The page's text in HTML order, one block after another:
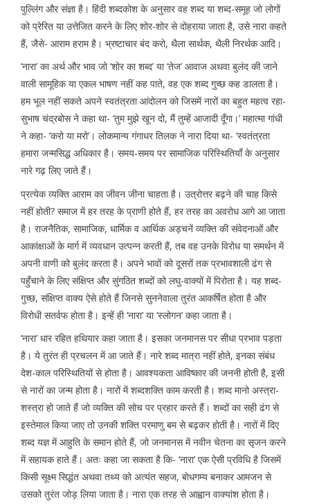
पुल्लिंग और संज्ञा है। हिंदी शब्दकोश के अनुसार वह शब्द या शब्द-समूह जो लोगों
को प्रेरित या उत्तेजित करने के लिए शोर-शोर से दोहराया जाता है, उसे नारा कहते
हैं, जैसे- आराम हराम है। भ्रष्टाचार बंद करो, थैला सार्थक, थैली निरर्थक आदि।
‘नारा’ का अर्थ और भाव जो ‘शोर का शब्द’ या ‘तेज’ आवाज अथवा बुलंद की जाने
वाली सामूहिक या एकल भाषण नहीं कह पाते, वह एक शब्द गुच्छ कह डालता है।
हम भूल नहीं सकते अपने स्वतंत्रता आंदोलन को जिसमें नारों का बहुत महत्व रहा-
सुभाष चंद्रबोस ने कहा था- ‘तुम मुझे खून दो, मैं तुम्हें आजादी दूँगा।’ महात्मा गांधी
ने कहा- ‘करो या मरो’। लोकमान्य गंगाधर तिलक ने नारा दिया था- ‘स्वतंत्रता
हमारा जन्मसिद्ध अधिकार है। समय-समय पर सामाजिक परिस्थितियाँ के अनुसार
नारे गढ़ लिए जाते हैं।
प्रत्येक व्यक्ति आराम का जीवन जीना चाहता है। उत्रोत्तर बढ़ने की चाह किसे
नहीं होती? समाज में हर तरह के प्राणी होते हैं, हर तरह का अवरोध आगे आ जाता
है। राजनैतिक, सामाजिक, धार्मिक व आर्थिक अड़चनें व्यक्ति की संवेदनाओं और
आकांक्षाओं के मार्ग में व्यवधान उत्पन्न करती हैं, तब वह उनके विरोध या समर्थन में
अपनी वाणी को बुलंद करता है। अपने भावों को दूसरों तक प्रभावशाली ढंग से
पहुँचाने के लिए संक्षिप्त और सुंगठित शब्दों को लघु-वाक्यों में पिरोता है। यह शब्द-
गुच्छ, संक्षिप्त वाक्य ऐसे होते हैं जिनसे सुननेवाला तुरंत आकर्षित होता है और
विरोधी सतर्वफ होता है। इन्हें ही ‘नारा’ या ‘स्लोगन’ कहा जाता है।
‘नारा’ धार रहित हथियार कहा जाता है। इसका जनमानस पर सीधा प्रभाव पड़ता
है। ये तुरंत ही प्रचलन में आ जाते हैं। नारे शब्द मात्रा नहीं होते, इनका संबंध
देश-काल परिस्थितियों से होता है। आवश्यकता आविष्कार की जननी होती है, इसी
से नारों का जन्म होता है। नारों में शब्दशक्ति काम करती है। शब्द मानो अस्त्रा-
शस्त्रा हो जाते हैं जो व्यक्ति की सोच पर प्रहार करते हैं। शब्दों का सही ढंग से
इस्तेमाल किया जाए तो उनकी शक्ति परमाणु बम से बढ़कर होती है। नारों में दिए
शब्द यज्ञ में आहुति के समान होते हैं, जो जनमानस में नवीन चेतना का सृजन करने
में सहायक हाते हैं। अतः कहा जा सकता है कि- ‘नारा’ एक ऐसी प्रविधि है जिसमें
किसी सूक्ष्म सिद्धंत अथवा तथ्य को अत्यंत सहज, बोधगम्य बनाकर आमजन से
उसको तुरंत जोड़ लिया जाता है। नारा एक तरह से आह्वान वाक्यांश होता है।